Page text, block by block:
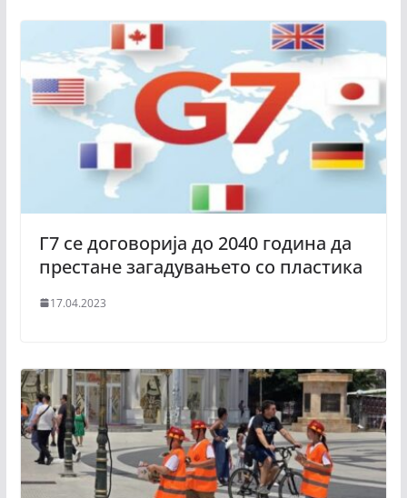
Г7 се договорија до 2040 година да
престане загадувањето со пластика
17.04.2023